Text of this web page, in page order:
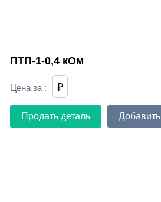
ПТП-1-0,4 кОм
Цена за : ₽
Продать деталь Добавить